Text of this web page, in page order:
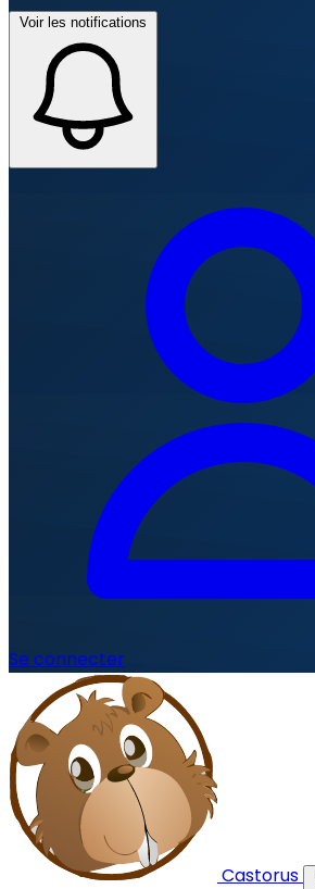
Voir les notifications
Se connecter
Castorus